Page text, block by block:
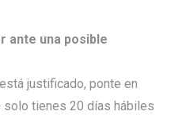
ante una posible
justificado, ponte en
solo tienes 20 días hábiles